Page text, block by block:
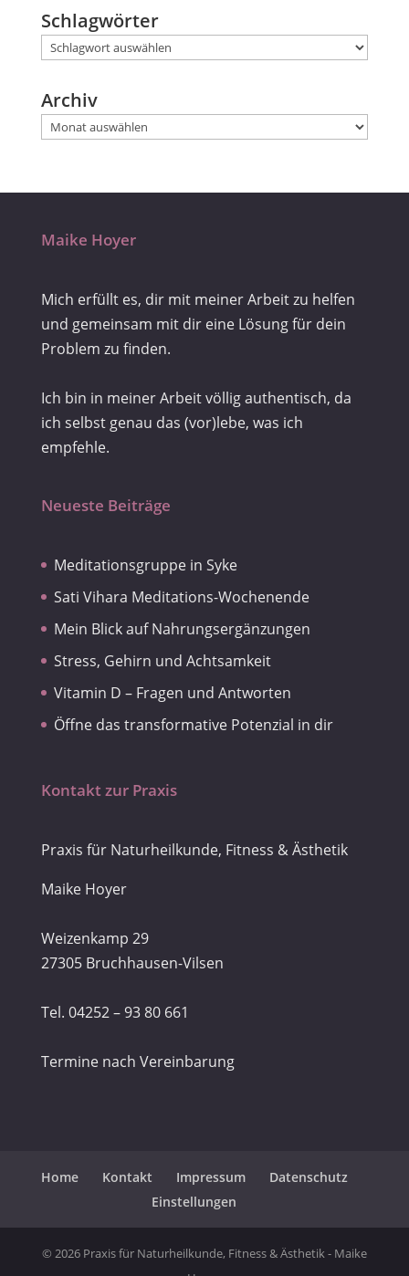
Schlagwörter
Archiv
Maike Hoyer
Mich erfüllt es, dir mit meiner Arbeit zu helfen
und gemeinsam mit dir eine Lösung für dein
Problem zu finden.
Ich bin in meiner Arbeit völlig authentisch, da
ich selbst genau das (vor)lebe, was ich
empfehle.
Neueste Beiträge
Meditationsgruppe in Syke
Sati Vihara Meditations-Wochenende
Mein Blick auf Nahrungsergänzungen
Stress, Gehirn und Achtsamkeit
Vitamin D – Fragen und Antworten
Öffne das transformative Potenzial in dir
Kontakt zur Praxis
Praxis für Naturheilkunde, Fitness & Ästhetik
Maike Hoyer
Weizenkamp 29
27305 Bruchhausen-Vilsen
Tel. 04252 – 93 80 661
Termine nach Vereinbarung
Home Kontakt Impressum
Datenschutz
Einstellungen
© 2026 Praxis für Naturheilkunde, Fitness & Ästhetik - Maike